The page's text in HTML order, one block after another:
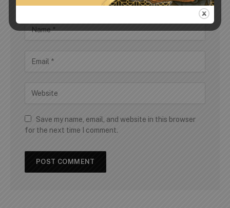
Save my name, email, and website in this browser
for the next time I comment.